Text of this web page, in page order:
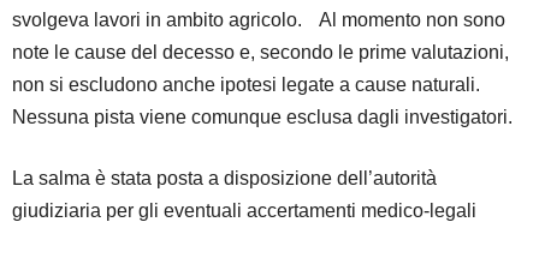
svolgeva lavori in ambito agricolo. Al momento non sono
note le cause del decesso e, secondo le prime valutazioni,
non si escludono anche ipotesi legate a cause naturali.
Nessuna pista viene comunque esclusa dagli investigatori.
La salma è stata posta a disposizione dell’autorità
giudiziaria per gli eventuali accertamenti medico-legali